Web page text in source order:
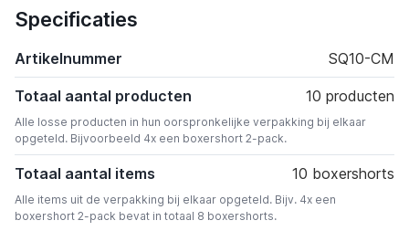
Specificaties
Artikelnummer SQ10-CM
Totaal aantal producten 10 producten
Alle losse producten in hun oorspronkelijke verpakking bij elkaar
opgeteld. Bijvoorbeeld 4x een boxershort 2-pack.
Totaal aantal items 10 boxershorts
Alle items uit de verpakking bij elkaar opgeteld. Bijv. 4x een
boxershort 2-pack bevat in totaal 8 boxershorts.